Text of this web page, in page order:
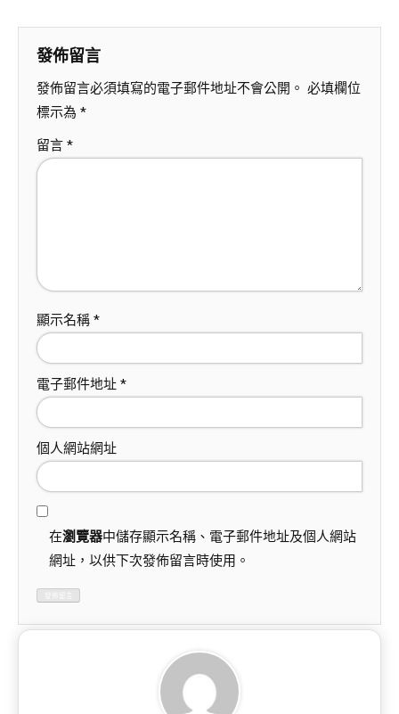
發佈留言
發佈留言必須填寫的電子郵件地址不會公開。 必填欄位
標示為 *
留言 *
顯示名稱 *
電子郵件地址 *
個人網站網址
在瀏覽器中儲存顯示名稱、電子郵件地址及個人網站
網址，以供下次發佈留言時使用。